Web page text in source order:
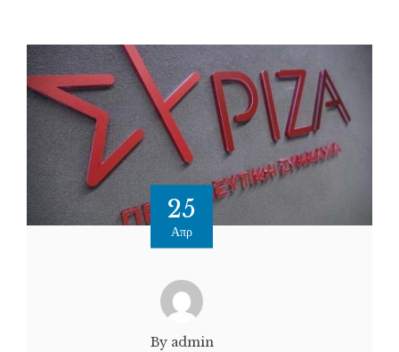
25
Απρ
By admin